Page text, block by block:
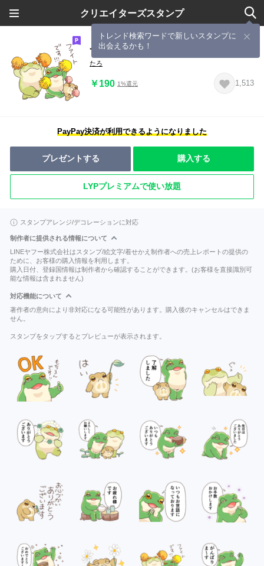
クリエイターズスタンプ
トレンド検索ワードで新しいスタンプに
出会えるかも！
ずっと使える敬語スタンプ カエル
たろ
￥190 1%還元 1,513
PayPay決済が利用できるようになりました
プレゼントする 購入する
LYPプレミアムで使い放題
スタンプアレンジ/デコレーションに対応
制作者に提供される情報について
LINEヤフー株式会社はスタンプ/絵文字/着せかえ制作者への売上レポートの提供の
ために、お客様の購入情報を利用します。
購入日付、登録国情報は制作者から確認することができます。(お客様を直接識別可
能な情報は含まれません)
対応機能について
著作者の意向により非対応になる可能性があります。購入後のキャンセルはできま
せん。
スタンプをタップするとプレビューが表示されます。